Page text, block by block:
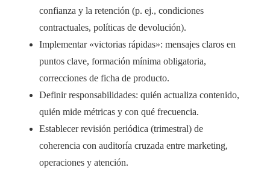
confianza y la retención (p. ej., condiciones
contractuales, políticas de devolución).
Implementar «victorias rápidas»: mensajes claros en
puntos clave, formación mínima obligatoria,
correcciones de ficha de producto.
Definir responsabilidades: quién actualiza contenido,
quién mide métricas y con qué frecuencia.
Establecer revisión periódica (trimestral) de
coherencia con auditoría cruzada entre marketing,
operaciones y atención.